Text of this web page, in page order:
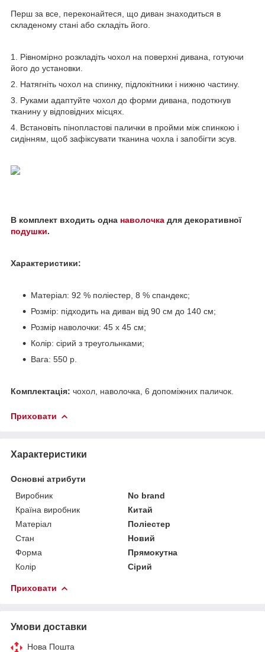
Перш за все, переконайтеся, що диван знаходиться в
складеному стані або складіть його.
1. Рівномірно розкладіть чохол на поверхні дивана, готуючи
його до установки.
2. Натягніть чохол на спинку, підлокітники і нижню частину.
3. Руками адаптуйте чохол до форми дивана, подоткнув
тканину у відповідних місцях.
4. Встановіть пінопластові палички в пройми між спинкою і
сидінням, щоб зафіксувати тканина чохла і запобігти зсув.
В комплект входить одна наволочка для декоративної
подушки.
Характеристики:
Матеріал: 92 % поліестер, 8 % спандекс;
Розмір: підходить на диван від 90 см до 140 см;
Розмір наволочки: 45 х 45 см;
Колір: сірий з треугольнками;
Вага: 550 р.
Комплектація: чохол, наволочка, 6 допоміжних паличок.
Приховати
Характеристики
Основні атрибути
Виробник
No brand
Країна виробник
Китай
Матеріал
Поліестер
Стан
Новий
Форма
Прямокутна
Колір
Сірий
Приховати
Умови доставки
Нова Пошта